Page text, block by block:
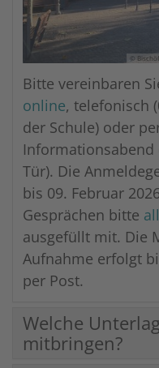
©
Bitte vereinbaren
online, telefonisch
der Schule) oder
Tür). Die
bis 09. Februar
Gesprächen bitte
ausgefüllt mit. Die
Aufnahme erfolgt
per Post.
Welche
mitbringen?